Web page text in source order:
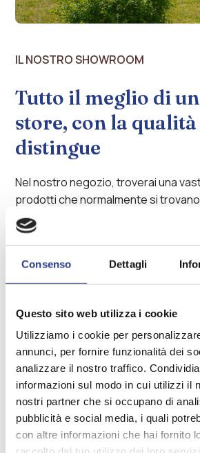
Consenso Dettagli
Questo sito web utilizza i cookie
Utilizziamo i cookie per
annunci, per fornire funzionalità dei
analizzare il nostro traffico.
informazioni sul modo in cui utilizzi il
nostri partner che si occupano di
pubblicità e social media, i quali
con altre informazioni che hai fornito
IL NOSTRO SHOWROOM
Tutto il meglio di
store, con la qualità
distingue
Nel nostro negozio, troverai una
prodotti che normalmente si
ma con la qualità artigianale e la
contraddistinguono. Dalle tende su
materassi, passando per
prodotto è scelto per offrirti
Un’esperienza completa, con un
Slide
successiva